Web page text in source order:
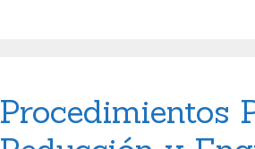
Procedimientos